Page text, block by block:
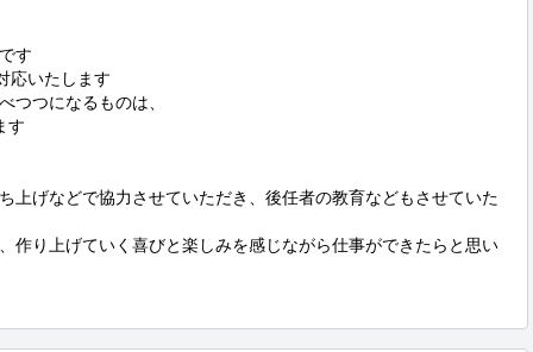
す
応いたします
つになるものは、
す
上げなどで協力させていただき、後任者の教育などもさせていた
作り上げていく喜びと楽しみを感じながら仕事ができたらと思い